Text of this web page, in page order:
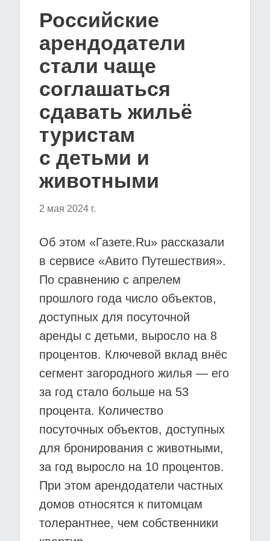
Российские
арендодатели
стали чаще
соглашаться
сдавать жильё
туристам
с детьми и
животными
2 мая 2024 г.
Об этом «Газете.Ru» рассказали
в сервисе «Авито Путешествия».
По сравнению с апрелем
прошлого года число объектов,
доступных для посуточной
аренды с детьми, выросло на 8
процентов. Ключевой вклад внёс
сегмент загородного жилья — его
за год стало больше на 53
процента. Количество
посуточных объектов, доступных
для бронирования с животными,
за год выросло на 10 процентов.
При этом арендодатели частных
домов относятся к питомцам
толерантнее, чем собственники